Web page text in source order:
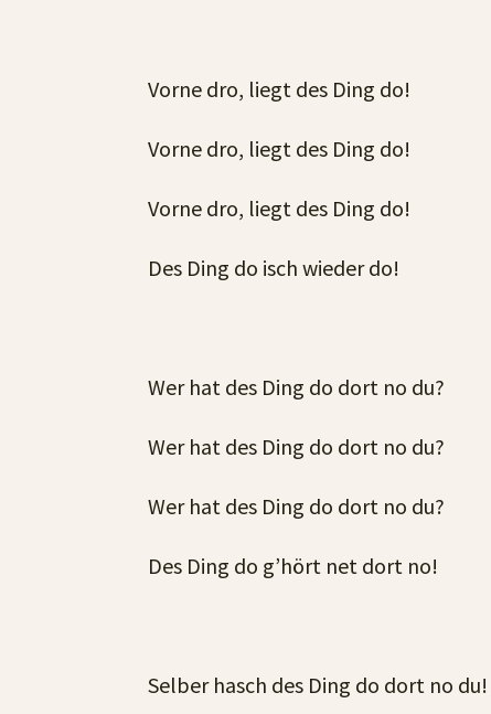
Vorne dro, liegt des Ding do!
Vorne dro, liegt des Ding do!
Vorne dro, liegt des Ding do!
Des Ding do isch wieder do!
Wer hat des Ding do dort no du?
Wer hat des Ding do dort no du?
Wer hat des Ding do dort no du?
Des Ding do g’hört net dort no!
Selber hasch des Ding do dort no du!